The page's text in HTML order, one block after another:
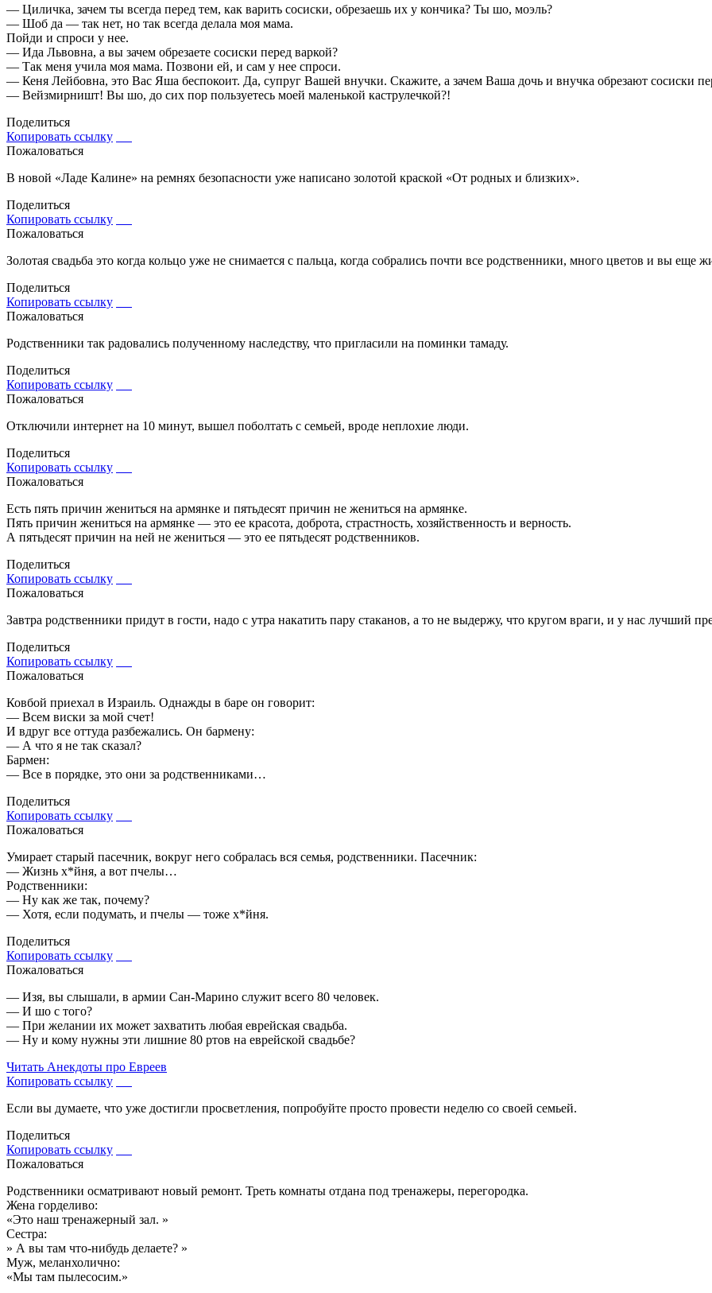
— Циличка, зачем ты всегда перед тем, как варить сосиски, обрезаешь их у кончика? Ты шо, моэль?
— Шоб да — так нет, но так всегда делала моя мама.
Пойди и спроси у нее.
— Ида Львовна, а вы зачем обрезаете сосиски перед варкой?
— Так меня учила моя мама. Позвони ей, и сам у нее спроси.
— Кеня Лейбовна, это Вас Яша беспокоит. Да, супруг Вашей внучки. Скажите, а зачем Ваша дочь и внучка обрезают сосиски
— Вейзмирништ! Вы шо, до сих пор пользуетесь моей маленькой каструлечкой?!
Поделиться
Копировать ссылку
Пожаловаться
В новой «Ладе Калине» на ремнях безопасности уже написано золотой краской «От родных и близких».
Поделиться
Копировать ссылку
Пожаловаться
Золотая свадьба это когда кольцо уже не снимается с пальца, когда собрались почти все родственники, много цветов и вы еще
Поделиться
Копировать ссылку
Пожаловаться
Родственники так радовались полученному наследству, что пригласили на поминки тамаду.
Поделиться
Копировать ссылку
Пожаловаться
Отключили интернет на 10 минут, вышел поболтать с семьей, вроде неплохие люди.
Поделиться
Копировать ссылку
Пожаловаться
Есть пять причин жениться на армянке и пятьдесят причин не жениться на армянке.
Пять причин жениться на армянке — это ее красота, доброта, страстность, хозяйственность и верность.
А пятьдесят причин на ней не жениться — это ее пятьдесят родственников.
Поделиться
Копировать ссылку
Пожаловаться
Завтра родственники придут в гости, надо с утра накатить пару стаканов, а то не выдержу, что кругом враги, и у нас лучший
Поделиться
Копировать ссылку
Пожаловаться
Ковбой приехал в Израиль. Однажды в баре он говорит:
— Всем виски за мой счет!
И вдруг все оттуда разбежались. Он бармену:
— А что я не так сказал?
Бармен:
— Все в порядке, это они за родственниками…
Поделиться
Копировать ссылку
Пожаловаться
Умирает старый пасечник, вокруг него собралась вся семья, родственники. Пасечник:
— Жизнь х*йня, а вот пчелы…
Родственники:
— Ну как же так, почему?
— Хотя, если подумать, и пчелы — тоже х*йня.
Поделиться
Копировать ссылку
Пожаловаться
— Изя, вы слышали, в армии Сан-Марино служит всего 80 человек.
— И шо с того?
— При желании их может захватить любая еврейская свадьба.
— Ну и кому нужны эти лишние 80 ртов на еврейской свадьбе?
Читать Анекдоты про Евреев
Копировать ссылку
Если вы думаете, что уже достигли просветления, попробуйте просто провести неделю со своей семьей.
Поделиться
Копировать ссылку
Пожаловаться
Родственники осматривают новый ремонт. Треть комнаты отдана под тренажеры, перегородка.
Жена горделиво:
«Это наш тренажерный зал. »
Сестра:
» А вы там что-нибудь делаете? »
Муж, меланхолично:
«Мы там пылесосим.»